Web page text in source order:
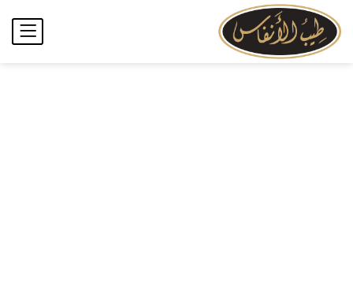
تسجيل الدخول